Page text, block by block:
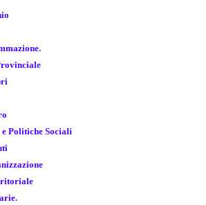
Politiche Sociali